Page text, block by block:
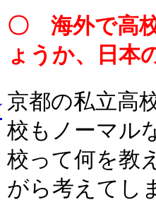
〇 海外で高
ょうか、日本
京都の私立高
校もノーマル
校って何を教
がら考えてし